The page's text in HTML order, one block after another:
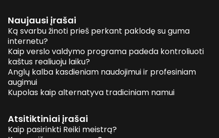
Naujausi įrašai
Ką svarbu žinoti prieš perkant paklodę su guma
internetu?
Kaip verslo valdymo programa padeda kontroliuoti
kaštus realiuoju laiku?
Anglų kalba kasdieniam naudojimui ir profesiniam
augimui
Kupolas kaip alternatyva tradiciniam namui
Atsitiktiniai įrašai
Kaip pasirinkti Reiki meistrą?